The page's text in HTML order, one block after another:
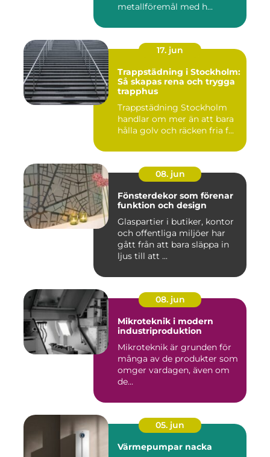
metallföremål med h...
17. jun
Trappstädning i Stockholm:
Så skapas rena och trygga
trapphus
Trappstädning Stockholm
handlar om mer än att bara
hålla golv och räcken fria f...
08. jun
Fönsterdekor som förenar
funktion och design
Glaspartier i butiker, kontor
och offentliga miljöer har
gått från att bara släppa in
ljus till att ...
08. jun
Mikroteknik i modern
industriproduktion
Mikroteknik är grunden för
många av de produkter som
omger vardagen, även om
de...
05. jun
Värmepumpar nacka